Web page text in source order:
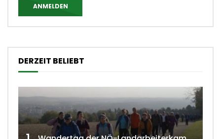
ANMELDEN
DERZEIT BELIEBT